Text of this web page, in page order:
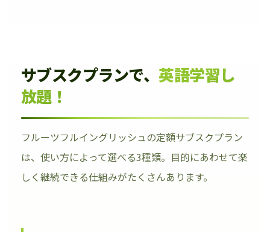
サブスクプランで、 英語学習し
放題！
フルーツフルイングリッシュの定額サブスクプラン
は、使い方によって選べる3種類。目的にあわせて楽
しく継続できる仕組みがたくさんあります。